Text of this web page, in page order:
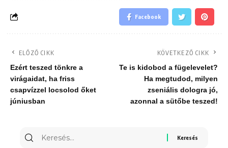
Facebook
ELŐZŐ CIKK
Ezért teszed tönkre a
virágaidat, ha friss
csapvízzel locsolod őket
júniusban
KÖVETKEZŐ CIKK
Te is kidobod a fügelevelet?
Ha megtudod, milyen
zseniális dologra jó,
azonnal a sütőbe teszed!
Keresés